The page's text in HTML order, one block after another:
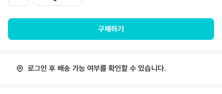
구매하기
로그인 후 배송 가능 여부를 확인할 수 있습니다.